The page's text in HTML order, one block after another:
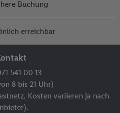
Buchung
erreichbar
541 00 13
8 bis 21 Uhr)
Kosten variieren ja nach